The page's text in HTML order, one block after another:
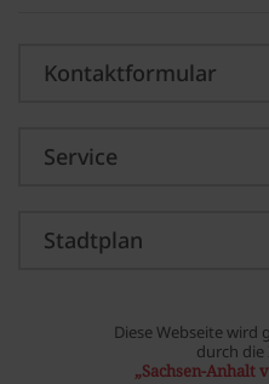
Kontaktformular
Service
Stadtplan
Diese Webseite wird
durch
„Sachsen-Anhalt